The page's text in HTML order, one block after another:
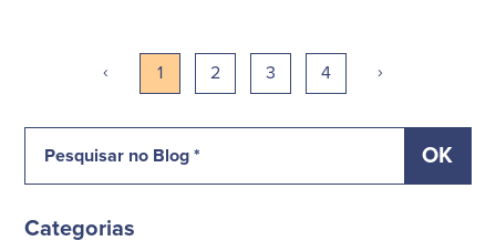
‹ 1 2 3 4 ›
Categorias